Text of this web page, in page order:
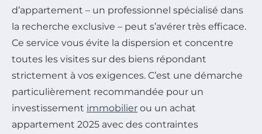
d’appartement – un professionnel spécialisé dans
la recherche exclusive – peut s’avérer très efficace.
Ce service vous évite la dispersion et concentre
toutes les visites sur des biens répondant
strictement à vos exigences. C’est une démarche
particulièrement recommandée pour un
investissement immobilier ou un achat
appartement 2025 avec des contraintes